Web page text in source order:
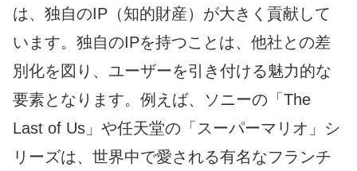
は、独自のIP（知的財産）が大きく貢献して
います。独自のIPを持つことは、他社との差
別化を図り、ユーザーを引き付ける魅力的な
要素となります。例えば、ソニーの「The
Last of Us」や任天堂の「スーパーマリオ」シ
リーズは、世界中で愛される有名なフランチ